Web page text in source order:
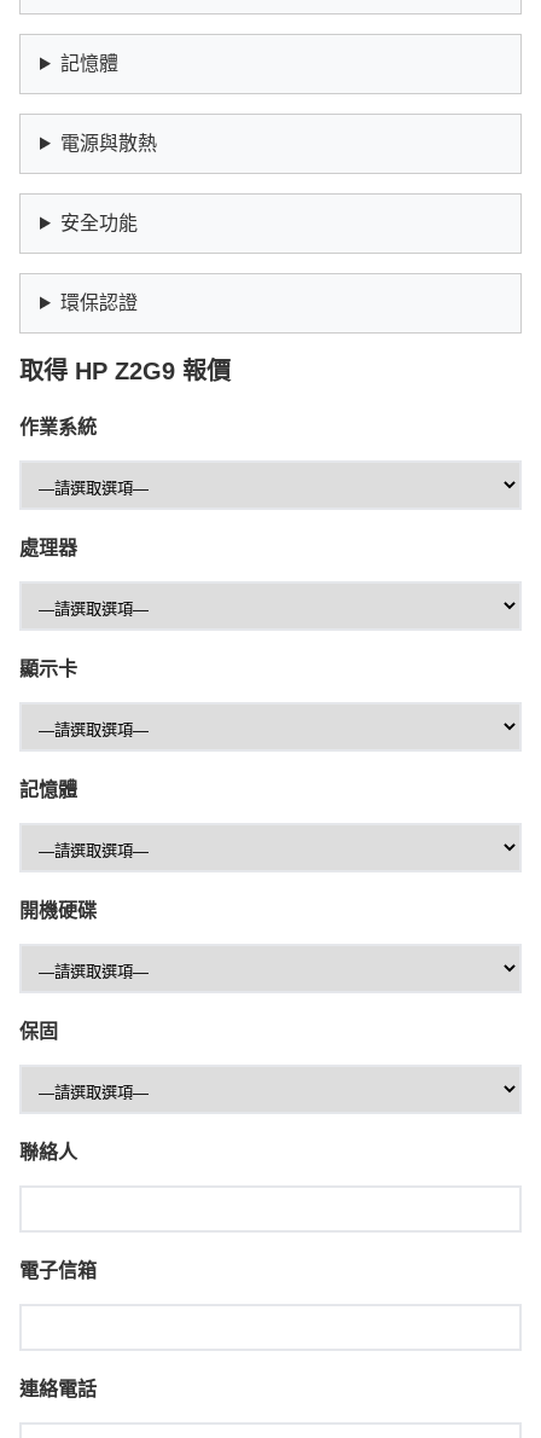
記憶體
電源與散熱
安全功能
環保認證
取得 HP Z2G9 報價
作業系統
處理器
顯示卡
記憶體
開機硬碟
保固
聯絡人
電子信箱
連絡電話